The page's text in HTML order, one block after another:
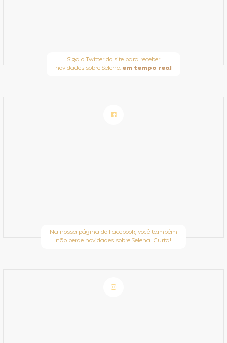
Siga o Twitter do site para receber
novidades sobre Selena em tempo real
Na nossa página do Facebook, você também
não perde novidades sobre Selena. Curta!